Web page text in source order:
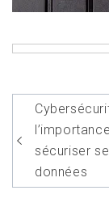
de
l’article
sécuriser
données